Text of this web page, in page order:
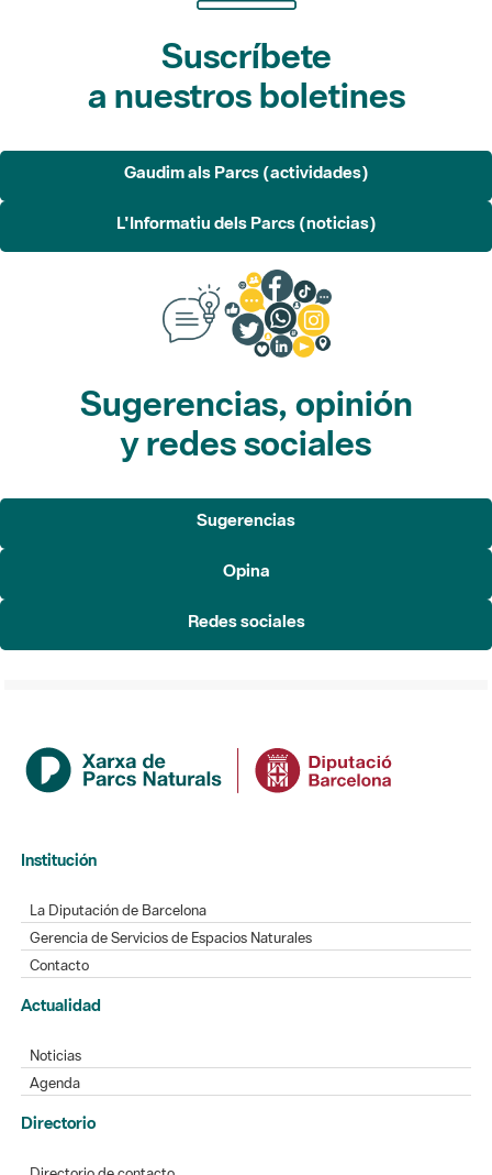
Suscríbete
a nuestros boletines
Gaudim als Parcs (actividades)
L'Informatiu dels Parcs (noticias)
Sugerencias, opinión
y redes sociales
Sugerencias
Opina
Redes sociales
Institución
La Diputación de Barcelona
Gerencia de Servicios de Espacios Naturales
Contacto
Actualidad
Noticias
Agenda
Directorio